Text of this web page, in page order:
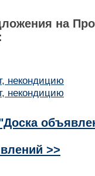
на
некондицию
некондицию
>>